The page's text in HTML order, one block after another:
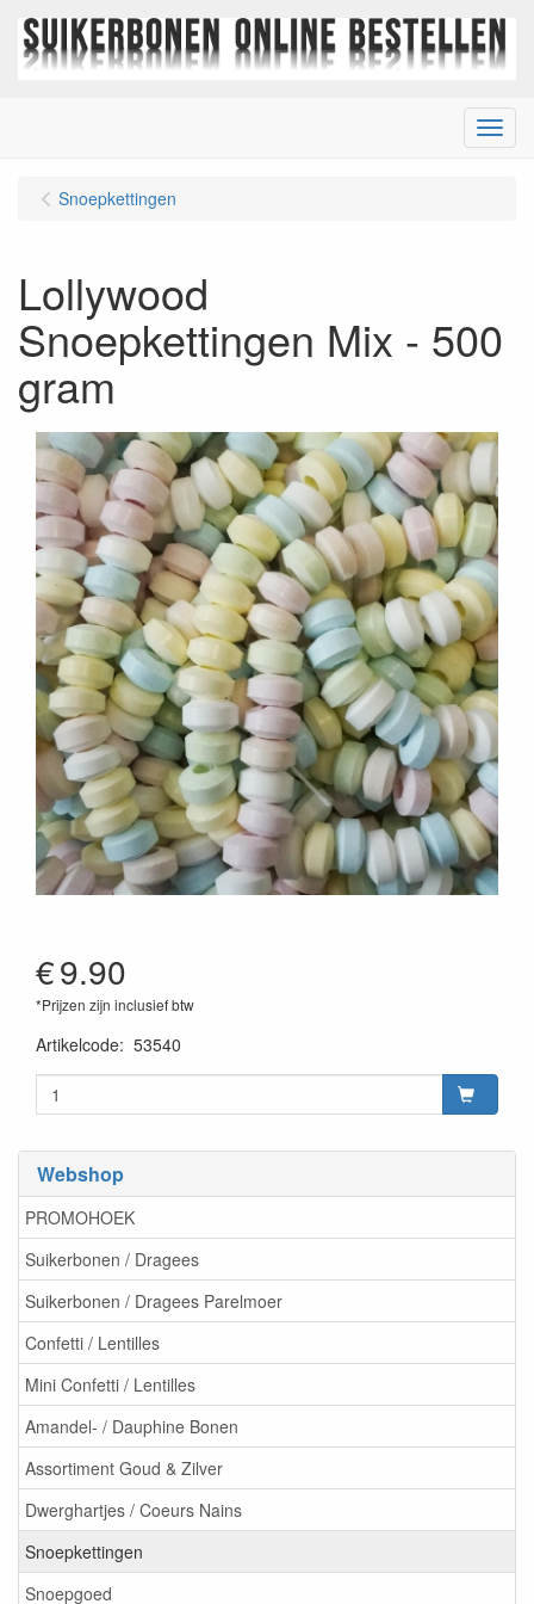
Menu
Webshop
PROMOHOEK
Suikerbonen / Dragees
Suikerbonen / Dragees Parelmoer
Confetti / Lentilles
Mini Confetti / Lentilles
Amandel- / Dauphine Bonen
Assortiment Goud & Zilver
Dwerghartjes / Coeurs Nains
Snoepkettingen
Snoepgoed
Snoepkettingen
Lollywood
Snoepkettingen Mix - 500
gram
€9.90
*Prijzen zijn inclusief btw
Artikelcode: 53540